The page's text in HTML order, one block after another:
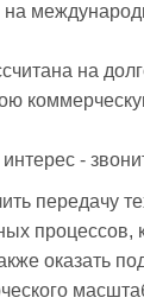
на
на
интерес -
передачу
процессов,
оказать